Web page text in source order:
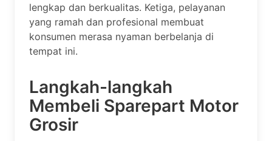
lengkap dan berkualitas. Ketiga, pelayanan
yang ramah dan profesional membuat
konsumen merasa nyaman berbelanja di
tempat ini.
Langkah-langkah
Membeli Sparepart Motor
Grosir